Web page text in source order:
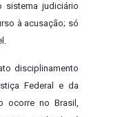
sistema judiciário
à acusação; só
disciplinamento
Federal e da
ocorre no Brasil,